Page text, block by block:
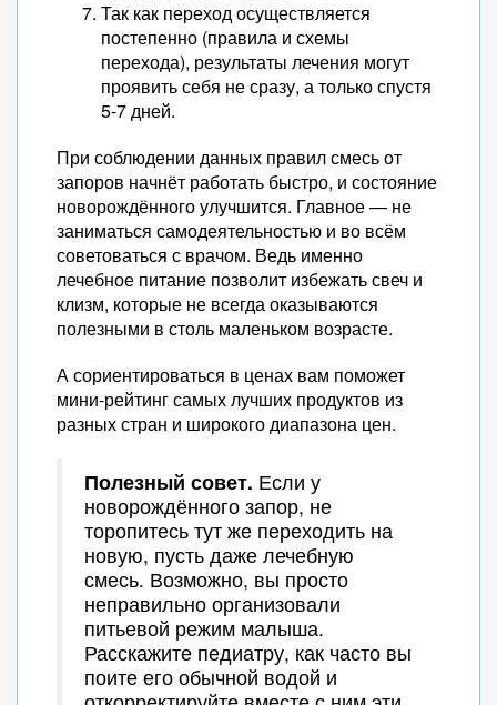
Так как переход осуществляется
постепенно (правила и схемы
перехода), результаты лечения могут
проявить себя не сразу, а только спустя
5-7 дней.
При соблюдении данных правил смесь от
запоров начнёт работать быстро, и состояние
новорождённого улучшится. Главное — не
заниматься самодеятельностью и во всём
советоваться с врачом. Ведь именно
лечебное питание позволит избежать свеч и
клизм, которые не всегда оказываются
полезными в столь маленьком возрасте.
А сориентироваться в ценах вам поможет
мини-рейтинг самых лучших продуктов из
разных стран и широкого диапазона цен.
Полезный совет. Если у
новорождённого запор, не
торопитесь тут же переходить на
новую, пусть даже лечебную
смесь. Возможно, вы просто
неправильно организовали
питьевой режим малыша.
Расскажите педиатру, как часто вы
поите его обычной водой и